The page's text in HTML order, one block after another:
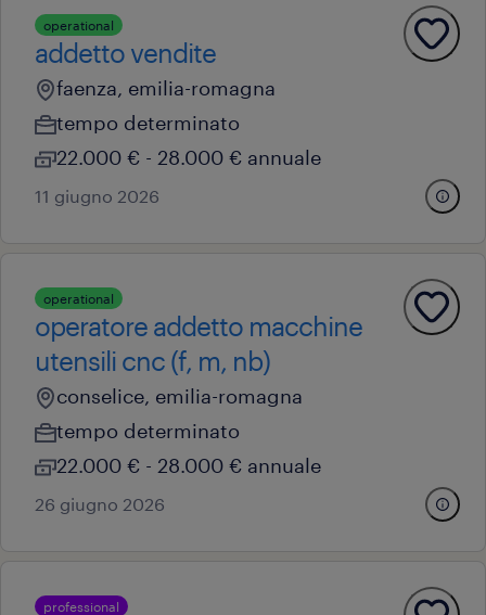
operational
addetto vendite
faenza, emilia-romagna
tempo determinato
22.000 € - 28.000 € annuale
11 giugno 2026
operational
operatore addetto macchine
utensili cnc (f, m, nb)
conselice, emilia-romagna
tempo determinato
22.000 € - 28.000 € annuale
26 giugno 2026
professional